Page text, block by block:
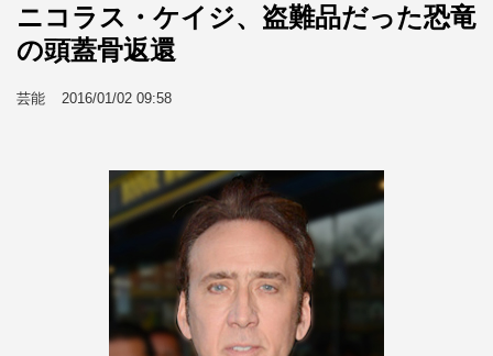
ニコラス・ケイジ、盗難品だった恐竜
の頭蓋骨返還
芸能 2016/01/02 09:58